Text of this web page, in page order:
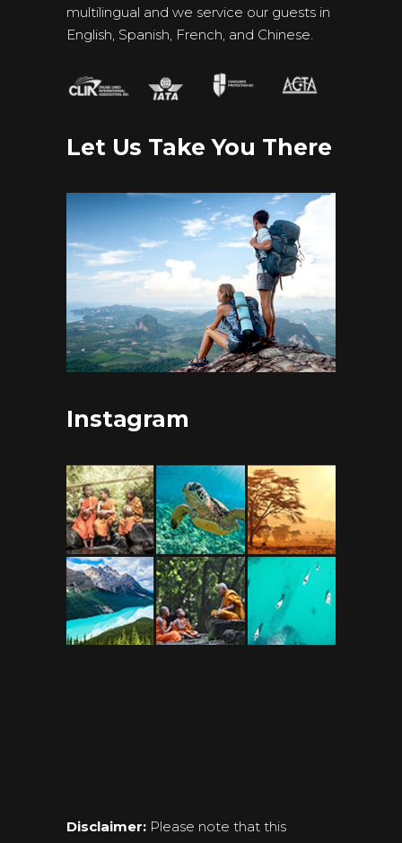
multilingual and we service our guests in
English, Spanish, French, and Chinese.
Let Us Take You There
Instagram
Disclaimer: Please note that this